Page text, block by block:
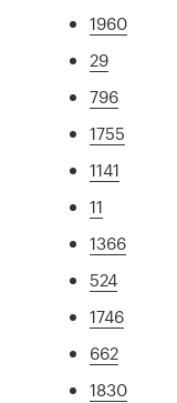
1960
29
796
1755
1141
11
1366
524
1746
662
1830